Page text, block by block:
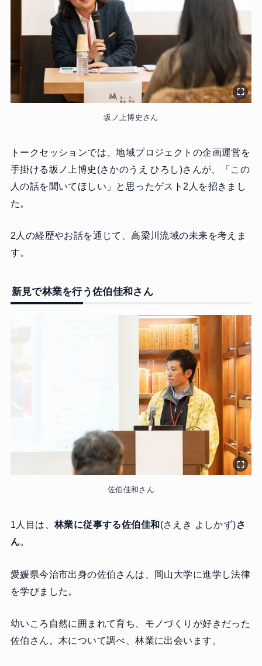
坂ノ上博史さん
トークセッションでは、地域プロジェクトの企画運営を
手掛ける坂ノ上博史(さかのうえ ひろし)さんが、「この
人の話を聞いてほしい」と思ったゲスト2人を招きまし
た。
2人の経歴やお話を通じて、高梁川流域の未来を考えま
す。
新見で林業を行う佐伯佳和さん
佐伯佳和さん
1人目は、林業に従事する佐伯佳和(さえき よしかず)さ
ん。
愛媛県今治市出身の佐伯さんは、岡山大学に進学し法律
を学びました。
幼いころ自然に囲まれて育ち、モノづくりが好きだった
佐伯さん。木について調べ、林業に出会います。